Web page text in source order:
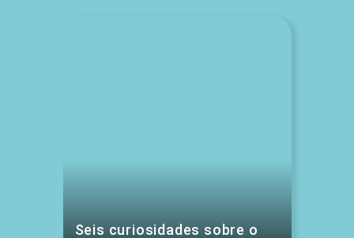
Seis curiosidades sobre o